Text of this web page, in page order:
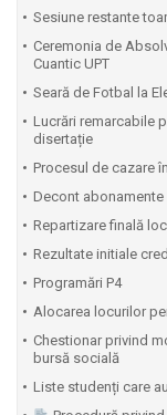
Sesiune restante
Ceremonia de
Cuantic UPT
⁠Seară de Fotbal la
Lucrări remarcabile
disertație
Procesul de cazare
Decont
Repartizare finală
Rezultate initiale
Programări P4
Alocarea locurilor
Chestionar privind
bursă socială
Liste studenți care